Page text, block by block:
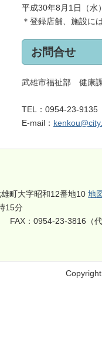
平成30年8月1日（水
＊登録店舗、施設に
お問合せ
武雄市福祉部 健康
TEL： 0954-23-9135
E-mail：
町大字昭和12番地10地
15分
FAX：0954-23-3816（代